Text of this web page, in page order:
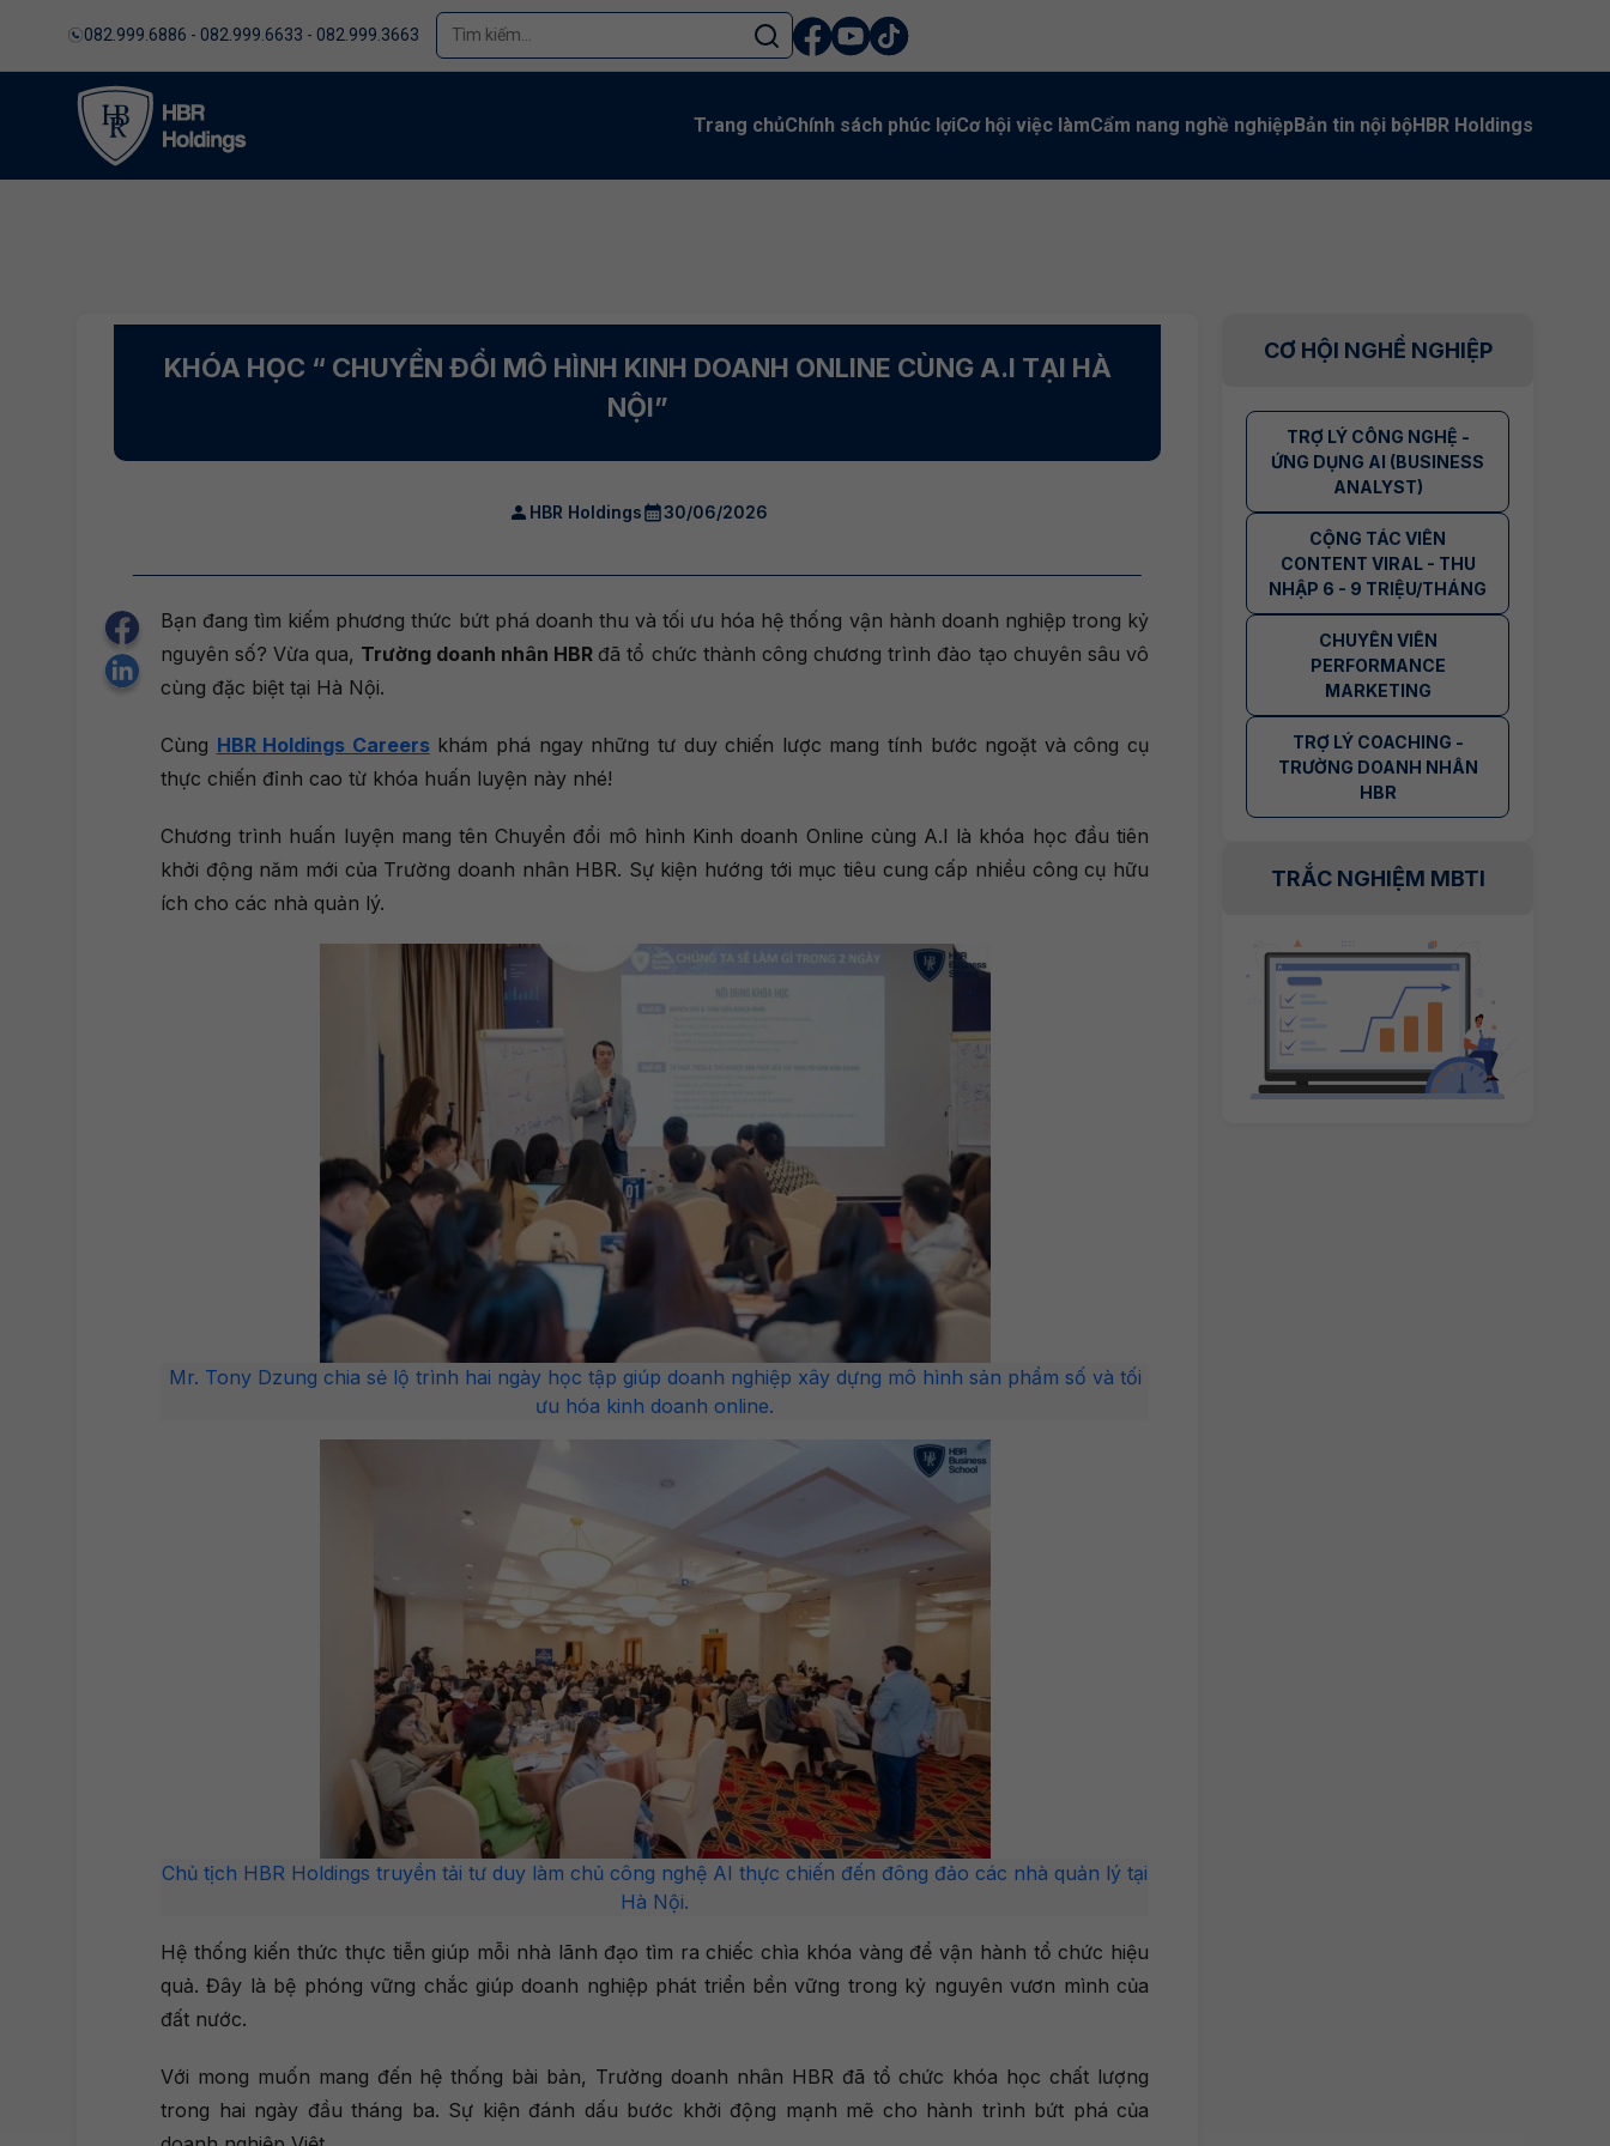
082.999.6886 - 082.999.6633 - 082.999.3663
Trang chủChính sách phúc lợiCơ hội việc làmCẩm nang nghề nghiệpBản tin nội bộHBR Holdings
KHÓA HỌC “ CHUYỂN ĐỔI MÔ HÌNH KINH DOANH ONLINE CÙNG A.I TẠI HÀ
NỘI”
HBR Holdings 30/06/2026
Bạn đang tìm kiếm phương thức bứt phá doanh thu và tối ưu hóa hệ thống vận hành doanh nghiệp trong kỷ
nguyên số? Vừa qua, Trường doanh nhân HBR đã tổ chức thành công chương trình đào tạo chuyên sâu vô
cùng đặc biệt tại Hà Nội.
Cùng HBR Holdings Careerskhám phá ngay những tư duy chiến lược mang tính bước ngoặt và công cụ
thực chiến đỉnh cao từ khóa huấn luyện này nhé!
Chương trình huấn luyện mang tên Chuyển đổi mô hình Kinh doanh Online cùng A.I là khóa học đầu tiên
khởi động năm mới của Trường doanh nhân HBR. Sự kiện hướng tới mục tiêu cung cấp nhiều công cụ hữu
ích cho các nhà quản lý.
Mr. Tony Dzung chia sẻ lộ trình hai ngày học tập giúp doanh nghiệp xây dựng mô hình sản phẩm số và tối
ưu hóa kinh doanh online.
Chủ tịch HBR Holdings truyền tải tư duy làm chủ công nghệ AI thực chiến đến đông đảo các nhà quản lý tại
Hà Nội.
Hệ thống kiến thức thực tiễn giúp mỗi nhà lãnh đạo tìm ra chiếc chìa khóa vàng để vận hành tổ chức hiệu
quả. Đây là bệ phóng vững chắc giúp doanh nghiệp phát triển bền vững trong kỷ nguyên vươn mình của
đất nước.
Với mong muốn mang đến hệ thống bài bản, Trường doanh nhân HBR đã tổ chức khóa học chất lượng
trong hai ngày đầu tháng ba. Sự kiện đánh dấu bước khởi động mạnh mẽ cho hành trình bứt phá của
CƠ HỘI NGHỀ NGHIỆP
TRỢ LÝ CÔNG NGHỆ -
ỨNG DỤNG AI (BUSINESS
ANALYST)
CỘNG TÁC VIÊN
CONTENT VIRAL - THU
NHẬP 6 - 9 TRIỆU/THÁNG
CHUYÊN VIÊN
PERFORMANCE
MARKETING
TRỢ LÝ COACHING -
TRƯỜNG DOANH NHÂN
HBR
TRẮC NGHIỆM MBTI